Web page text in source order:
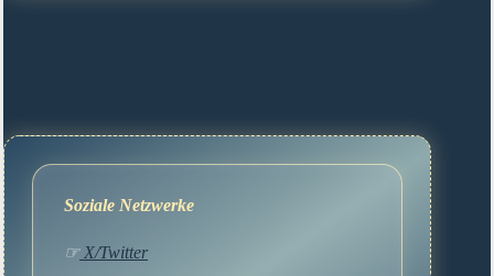
Soziale Netzwerke
☞X/Twitter